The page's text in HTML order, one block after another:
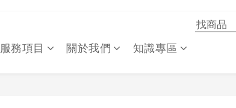
服務項目 關於我們 知識專區